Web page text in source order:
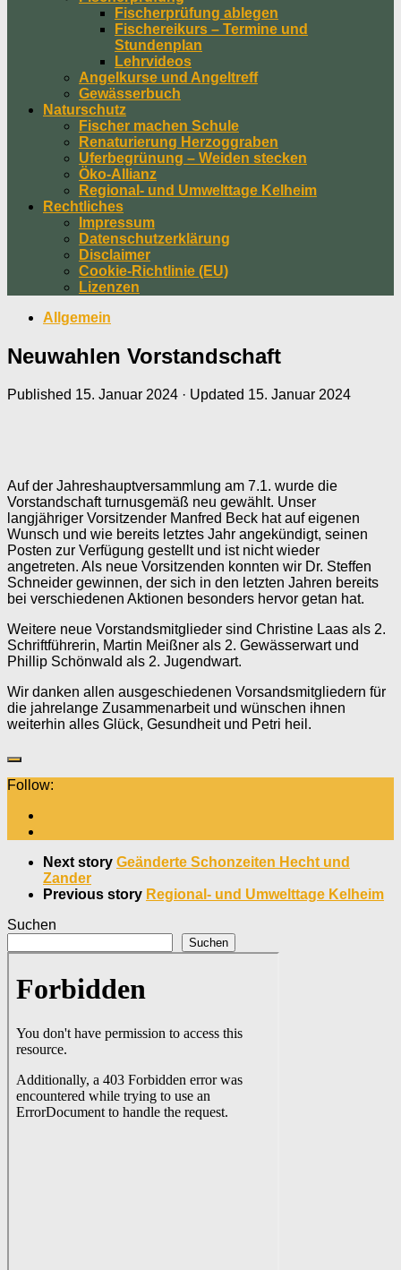
Fischerprüfung ablegen
Fischereikurs – Termine und
Stundenplan
Lehrvideos
Angelkurse und Angeltreff
Gewässerbuch
Naturschutz
Fischer machen Schule
Renaturierung Herzoggraben
Uferbegrünung – Weiden stecken
Öko-Allianz
Regional- und Umwelttage Kelheim
Rechtliches
Impressum
Datenschutzerklärung
Disclaimer
Cookie-Richtlinie (EU)
Lizenzen
Allgemein
Neuwahlen Vorstandschaft
Published 15. Januar 2024 · Updated 15. Januar 2024
Auf der Jahreshauptversammlung am 7.1. wurde die
Vorstandschaft turnusgemäß neu gewählt. Unser
langjähriger Vorsitzender Manfred Beck hat auf eigenen
Wunsch und wie bereits letztes Jahr angekündigt, seinen
Posten zur Verfügung gestellt und ist nicht wieder
angetreten. Als neue Vorsitzenden konnten wir Dr. Steffen
Schneider gewinnen, der sich in den letzten Jahren bereits
bei verschiedenen Aktionen besonders hervor getan hat.
Weitere neue Vorstandsmitglieder sind Christine Laas als 2.
Schriftführerin, Martin Meißner als 2. Gewässerwart und
Phillip Schönwald als 2. Jugendwart.
Wir danken allen ausgeschiedenen Vorsandsmitgliedern für
die jahrelange Zusammenarbeit und wünschen ihnen
weiterhin alles Glück, Gesundheit und Petri heil.
Follow:
Next story Geänderte Schonzeiten Hecht und
Zander
Previous story Regional- und Umwelttage Kelheim
Suchen
Suchen